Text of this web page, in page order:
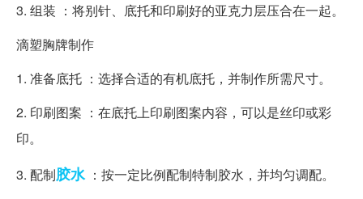
3. 组装 ：将别针、底托和印刷好的亚克力层压合在一起。
滴塑胸牌制作
1. 准备底托 ：选择合适的有机底托，并制作所需尺寸。
2. 印刷图案 ：在底托上印刷图案内容，可以是丝印或彩
印。
3. 配制胶水：按一定比例配制特制胶水，并均匀调配。